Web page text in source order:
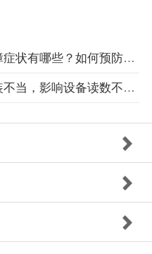
上一篇 : 电机转速传感器故障症状有哪些？如何预防电机转速传感器故障？
下一篇 : 电机转速传感器安装不当，影响设备读数不稳定如何避免？